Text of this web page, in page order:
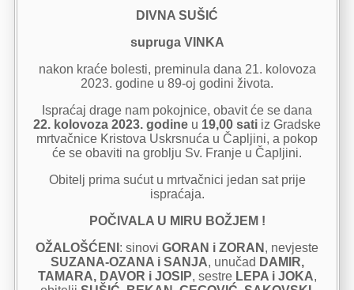
DIVNA SUŠIĆ
supruga VINKA
nakon kraće bolesti, preminula dana 21. kolovoza
2023. godine u 89-oj godini života.
Ispraćaj drage nam pokojnice, obavit će se dana
22. kolovoza 2023. godine u 19,00 sati iz Gradske
mrtvačnice Kristova Uskrsnuća u Čapljini, a pokop
će se obaviti na groblju Sv. Franje u Čapljini.
Obitelj prima sućut u mrtvačnici jedan sat prije
ispraćaja.
POČIVALA U MIRU BOŽJEM !
OŽALOŠĆENI : sinovi GORAN i ZORAN , nevjeste
SUZANA-OZANA i SANJA, unučad DAMIR,
TAMARA, DAVOR i JOSIP, sestre LEPA i JOKA,